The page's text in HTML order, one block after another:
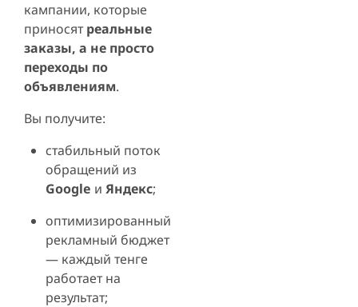
кампании, которые
приносят реальные
заказы, а не просто
переходы по
объявлениям.
Вы получите:
стабильный поток
обращений из
Google иЯндекс;
оптимизированный
рекламный бюджет
— каждый тенге
работает на
результат;